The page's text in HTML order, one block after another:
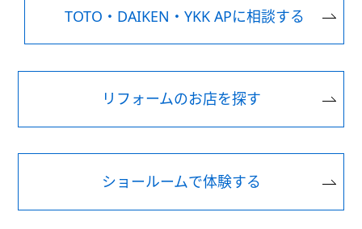
TOTO・DAIKEN・YKK APに相談する
リフォームのお店を探す
ショールームで体験する